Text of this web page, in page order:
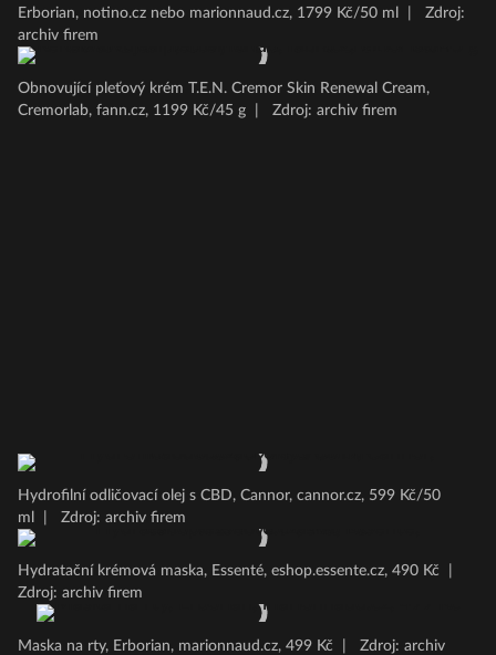
Erborian, notino.cz nebo marionnaud.cz, 1799 Kč/50 ml
Zdroj:
archiv firem
Obnovující pleťový krém T.E.N. Cremor Skin Renewal Cream,
Cremorlab, fann.cz, 1199 Kč/45 g
Zdroj: archiv firem
Hydrofilní odličovací olej s CBD, Cannor, cannor.cz, 599 Kč/50
ml
Zdroj: archiv firem
Hydratační krémová maska, Essenté, eshop.essente.cz, 490 Kč
Zdroj: archiv firem
Maska na rty, Erborian, marionnaud.cz, 499 Kč
Zdroj: archiv